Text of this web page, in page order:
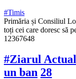
#Timis
Primăria și Consiliul
toți cei care doresc să
12367648
#Ziarul
un ban 28